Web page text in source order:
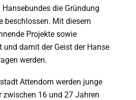
die Gründung
beschlossen. Mit diesem
Projekte sowie
damit der Geist der Hanse
werden.
Attendorn werden junge
zwischen 16 und 27 Jahren